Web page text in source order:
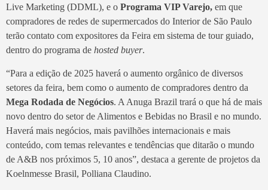
Live Marketing (DDML), e o Programa VIP Varejo, em que
compradores de redes de supermercados do Interior de São Paulo
terão contato com expositores da Feira em sistema de tour guiado,
dentro do programa de hosted buyer.
“Para a edição de 2025 haverá o aumento orgânico de diversos
setores da feira, bem como o aumento de compradores dentro da
Mega Rodada de Negócios. A Anuga Brazil trará o que há de mais
novo dentro do setor de Alimentos e Bebidas no Brasil e no mundo.
Haverá mais negócios, mais pavilhões internacionais e mais
conteúdo, com temas relevantes e tendências que ditarão o mundo
de A&B nos próximos 5, 10 anos”, destaca a gerente de projetos da
Koelnmesse Brasil, Polliana Claudino.